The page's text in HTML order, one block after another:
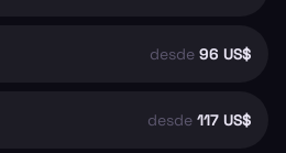
desde 96 US$
desde 117 US$